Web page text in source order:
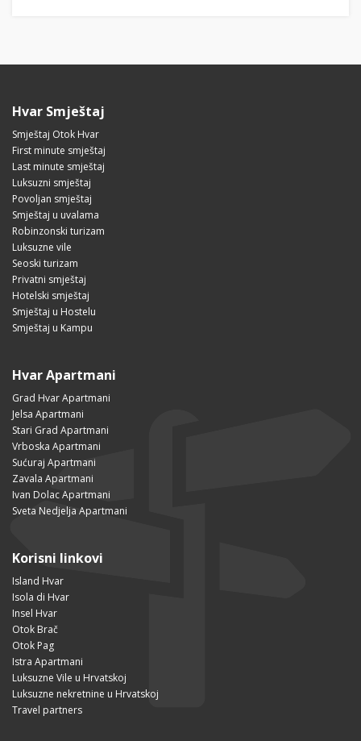
Hvar Smještaj
Smještaj Otok Hvar
First minute smještaj
Last minute smještaj
Luksuzni smještaj
Povoljan smještaj
Smještaj u uvalama
Robinzonski turizam
Luksuzne vile
Seoski turizam
Privatni smještaj
Hotelski smještaj
Smještaj u Hostelu
Smještaj u Kampu
Hvar Apartmani
Grad Hvar Apartmani
Jelsa Apartmani
Stari Grad Apartmani
Vrboska Apartmani
Sućuraj Apartmani
Zavala Apartmani
Ivan Dolac Apartmani
Sveta Nedjelja Apartmani
Korisni linkovi
Island Hvar
Isola di Hvar
Insel Hvar
Otok Brač
Otok Pag
Istra Apartmani
Luksuzne Vile u Hrvatskoj
Luksuzne nekretnine u Hrvatskoj
Travel partners